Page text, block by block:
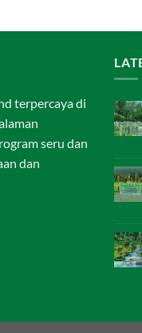
terpercaya di
seru dan
dan